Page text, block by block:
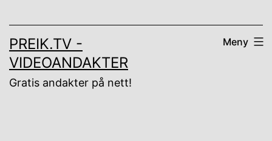
PREIK.TV -
VIDEOANDAKTER
Gratis andakter på nett!
Meny